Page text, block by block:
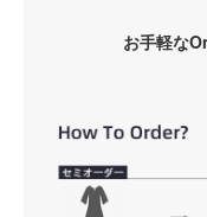
お手軽な